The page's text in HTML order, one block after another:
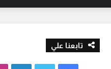
تابعنا علي